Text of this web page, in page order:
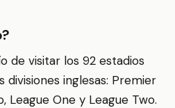
de visitar los 92 estadios
inglesas: Premier
League One y League Two.